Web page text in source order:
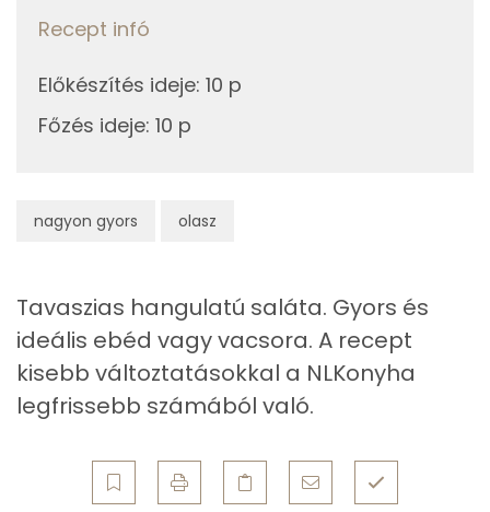
nagyon gyors olasz
C vitamin:
E vitamin:
Lut-zea
Összesen 14.3 g
Zsír
Összesen
Telített zsírsav
Recept infó
Előkészítés ideje: 10 p
Főzés ideje: 10 p
Tavaszias hangulatú saláta. Gyors és
ideális ebéd vagy vacsora. A recept
kisebb változtatásokkal a NLKonyha
legfrissebb számából való.